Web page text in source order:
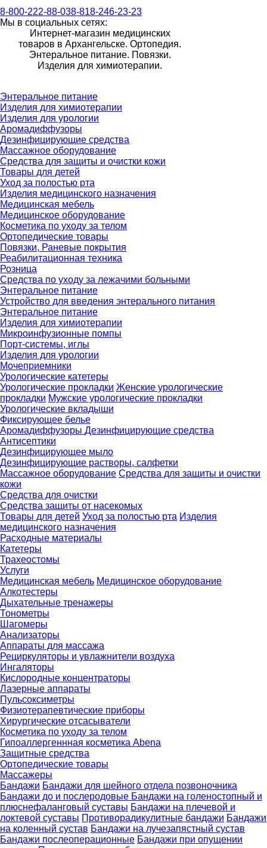
8-800-222-88-038-818-246-23-23
Мы в социальных сетях:
Интернет-магазин медицинских
товаров в Архангельске. Ортопедия.
Энтеральное питание. Повязки.
Изделия для химиотерапии.
Энтеральное питание
Изделия для химиотерапии
Изделия для урологии
Аромадиффузоры
Дезинфицирующие средства
Массажное оборудование
Средства для защиты и очистки кожи
Товары для детей
Уход за полостью рта
Изделия медицинского назначения
Медицинская мебель
Медицинское оборудование
Косметика по уходу за телом
Ортопедические товары
Повязки, Раневые покрытия
Реабилитационная техника
Розница
Средства по уходу за лежачими больными
Энтеральное питание
Устройство для введения энтерального питания
Энтеральное питание
Изделия для химиотерапии
Микроинфузионные помпы
Порт-системы, иглы
Изделия для урологии
Мочеприемники
Урологические катетеры
Урологические прокладки Женские урологические
прокладки Мужские урологические прокладки
Урологические вкладыши
Фиксирующее белье
Аромадиффузоры Дезинфицирующие средства
Антисептики
Дезинфицирующее мыло
Дезинфицирующие растворы, салфетки
Массажное оборудование Средства для защиты и очистки
кожи
Средства для очистки
Средства защиты от насекомых
Товары для детей Уход за полостью рта Изделия
медицинского назначения
Расходные материалы
Катетеры
Трахеостомы
Услуги
Медицинская мебель Медицинское оборудование
Алкотестеры
Дыхательные тренажеры
Тонометры
Шагомеры
Анализаторы
Аппараты для массажа
Рециркуляторы и увлажнители воздуха
Ингаляторы
Кислородные концентраторы
Лазерные аппараты
Пульсоксиметры
Физиотерапевтические приборы
Хирургические отсасыватели
Косметика по уходу за телом
Гипоаллергеннная косметика Abena
Защитные средства
Ортопедические товары
Массажеры
Бандажи Бандажи для шейного отдела позвоночника
Бандажи до и послеродовые Бандажи на голеностопный и
плюснефаланговый суставы Бандажи на плечевой и
локтевой суставы Противорадикулитные бандажи Бандажи
на коленный сустав Бандажи на лучезапястный сустав
Бандажи послеоперационные Бандажи при опущении